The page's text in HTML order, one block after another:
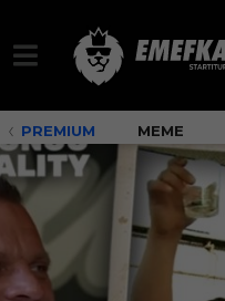
PREMIUM MEME